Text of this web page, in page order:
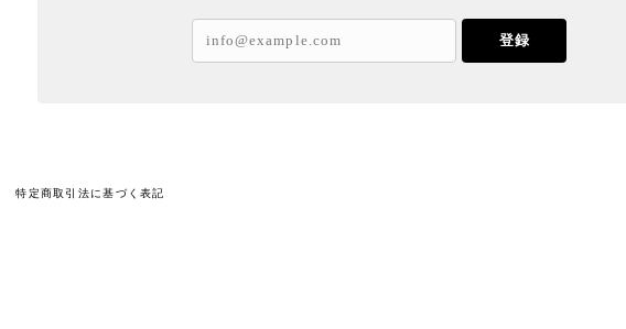
登録
特定商取引法に基づく表記